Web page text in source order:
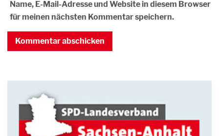
Name, E-Mail-Adresse und Website in diesem Browser
für meinen nächsten Kommentar speichern.